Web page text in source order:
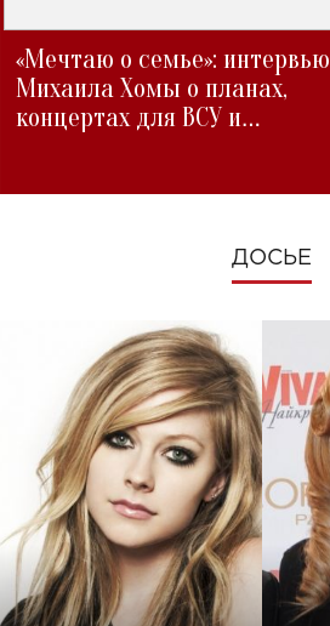
«Мечтаю о семье»: интервью
Михаила Хомы о планах,
концертах для ВСУ и
ДОСЬЕ